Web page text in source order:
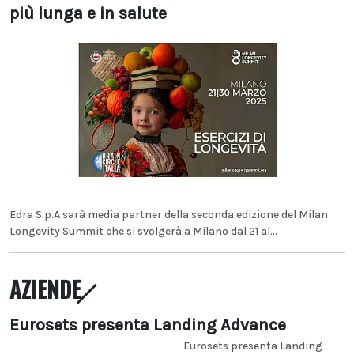
più lunga e in salute
Edra S.p.A sarà media partner della seconda edizione del Milan
Longevity Summit che si svolgerà a Milano dal 21 al...
AZIENDE
Eurosets presenta Landing Advance
Eurosets presenta Landing